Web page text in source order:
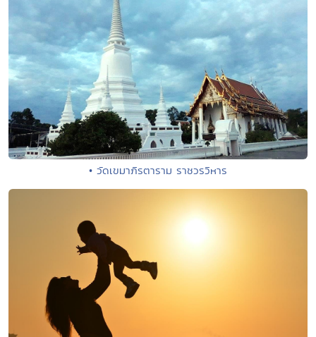
• วัดเขมาภิรตาราม ราชวรวิหาร